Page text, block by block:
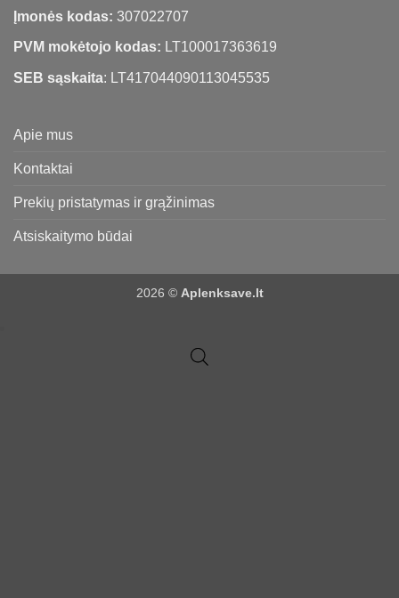
Įmonės kodas: 307022707
PVM mokėtojo kodas: LT100017363619
SEB sąskaita: LT417044090113045535
Apie mus
Kontaktai
Prekių pristatymas ir grąžinimas
Atsiskaitymo būdai
2026 © Aplenksave.lt